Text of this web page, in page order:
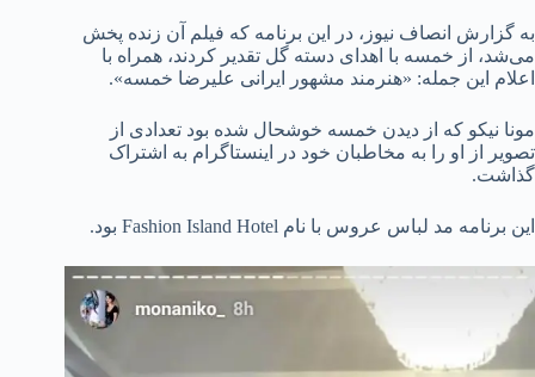
به گزارش انصاف نیوز، در این برنامه که فیلم آن زنده پخش
می‌شد، از خمسه با اهدای دسته گل تقدیر کردند، همراه با
اعلام این جمله: «هنرمند مشهور ایرانی علیرضا خمسه».
مونا نیکو که از دیدن خمسه خوشحال شده بود تعدادی از
تصویر از او را به مخاطبان خود در اینستاگرام به اشتراک
گذاشت.
این برنامه مد لباس عروس با نام Fashion Island Hotel بود.